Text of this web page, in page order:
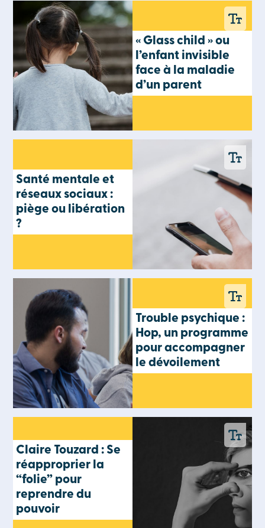
« Glass child » ou
l’enfant invisible
face à la maladie
d’un parent
Santé mentale et
réseaux sociaux :
piège ou libération
?
Trouble psychique :
Hop, un programme
pour accompagner
le dévoilement
Claire Touzard : Se
réapproprier la
“folie” pour
reprendre du
pouvoir